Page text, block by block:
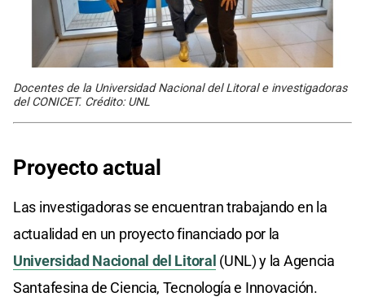
Docentes de la Universidad Nacional del Litoral e investigadoras
del CONICET. Crédito: UNL
Proyecto actual
Las investigadoras se encuentran trabajando en la
actualidad en un proyecto financiado por la
Universidad Nacional del Litoral (UNL) y la Agencia
Santafesina de Ciencia, Tecnología e Innovación.